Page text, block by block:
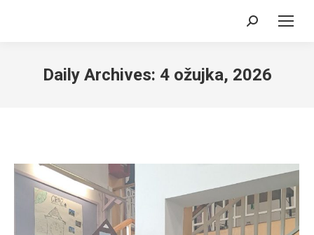
Search:
Daily Archives: 4 ožujka, 2026